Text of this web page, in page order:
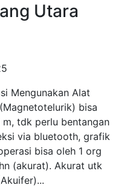
Utara
Mengunakan Alat
bisa
tdk perlu bentangan
via bluetooth, grafik
bisa oleh 1 org
(akurat). Akurat utk